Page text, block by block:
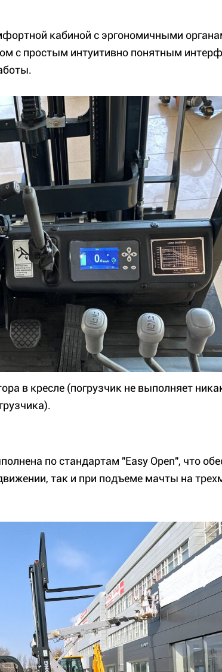
кабиной с эргономичными
с простым интуитивно понятным
в кресле (погрузчик не выполняет
по стандартам "Easy Open", что
так и при подъеме мачты на